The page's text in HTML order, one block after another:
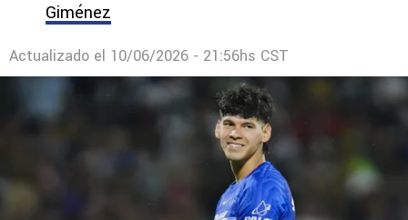
Giménez
Actualizado el 10/06/2026 - 21:56hs CST